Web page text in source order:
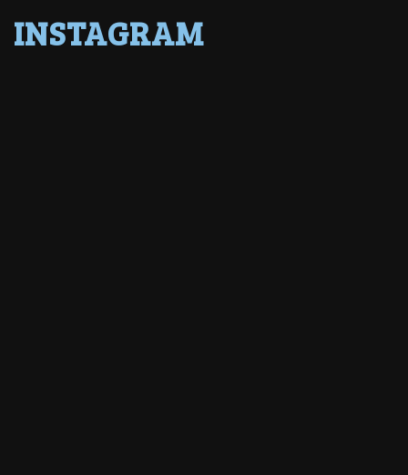
INSTAGRAM